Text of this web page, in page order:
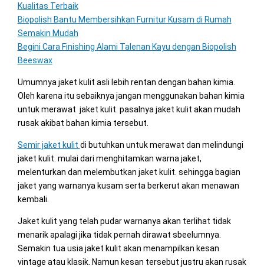
Kualitas Terbaik
Biopolish Bantu Membersihkan Furnitur Kusam di Rumah
Semakin Mudah
Begini Cara Finishing Alami Talenan Kayu dengan Biopolish
Beeswax
Umumnya jaket kulit asli lebih rentan dengan bahan kimia.
Oleh karena itu sebaiknya jangan menggunakan bahan kimia
untuk merawat jaket kulit. pasalnya jaket kulit akan mudah
rusak akibat bahan kimia tersebut.
Semir jaket kulit di butuhkan untuk merawat dan melindungi
jaket kulit. mulai dari menghitamkan warna jaket,
melenturkan dan melembutkan jaket kulit. sehingga bagian
jaket yang warnanya kusam serta berkerut akan menawan
kembali.
Jaket kulit yang telah pudar warnanya akan terlihat tidak
menarik apalagi jika tidak pernah dirawat sbeelumnya.
Semakin tua usia jaket kulit akan menampilkan kesan
vintage atau klasik. Namun kesan tersebut justru akan rusak